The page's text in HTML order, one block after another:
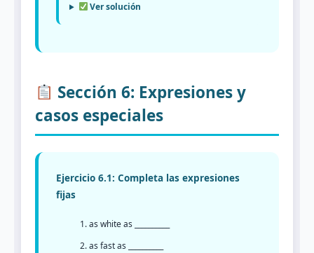
Ver solución
Sección 6: Expresiones y
casos especiales
Ejercicio 6.1: Completa las expresiones
fijas
as white as __________
as fast as __________